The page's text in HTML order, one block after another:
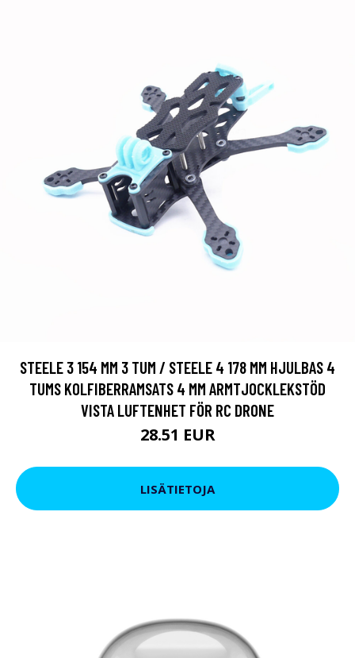
STEELE 3 154 MM 3 TUM / STEELE 4 178 MM HJULBAS 4
TUMS KOLFIBERRAMSATS 4 MM ARMTJOCKLEKSTÖD
VISTA LUFTENHET FÖR RC DRONE
28.51 EUR
LISÄTIETOJA